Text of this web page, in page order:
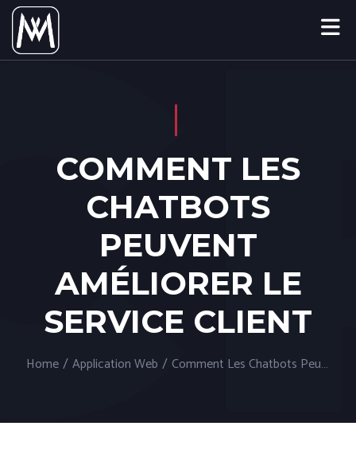
COMMENT LES
CHATBOTS
PEUVENT
AMÉLIORER LE
SERVICE CLIENT
Home / Application Web / Comment Les Chatbots Peuvent Améliorer Le Service Client